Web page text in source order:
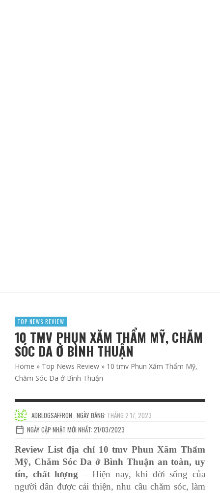
TOP NEWS REVIEW
10 TMV PHUN XĂM THẨM MỸ, CHĂM
SÓC DA Ở BÌNH THUẬN
Home » Top News Review » 10 tmv Phun Xăm Thẩm Mỹ,
Chăm Sóc Da ở Bình Thuận
ADBLOGSAFFRON NGÀY ĐĂNG: THÁNG 2 17, 2023
NGÀY CẬP NHẬT MỚI NHẤT: 21/03/2023
Review List địa chỉ 10 tmv Phun Xăm Thẩm
Mỹ, Chăm Sóc Da ở Bình Thuận an toàn, uy
tín, chất lượng – Hiện nay, khi đời sống của
người dân được cải thiện, nhu cầu chăm sóc, làm